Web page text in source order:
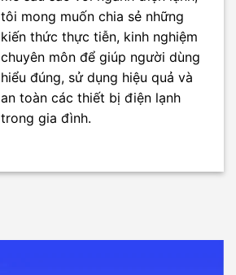
tôi mong muốn chia sẻ những
kiến thức thực tiễn, kinh nghiệm
chuyên môn để giúp người dùng
hiểu đúng, sử dụng hiệu quả và
an toàn các thiết bị điện lạnh
trong gia đình.